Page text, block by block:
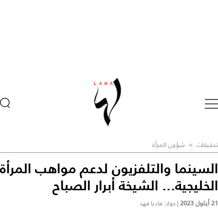
تحقيقات > شؤون المرأة
السينما والتلفزيون لدعم مواهب المرأة
الخليجية... الشيخة أبرار الصباح
21 أيلول 2023 |حوار: فاديا فهد